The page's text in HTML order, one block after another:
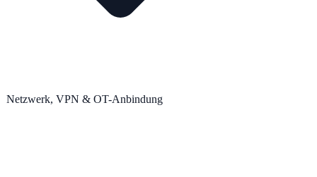
Netzwerk, VPN & OT-Anbindung